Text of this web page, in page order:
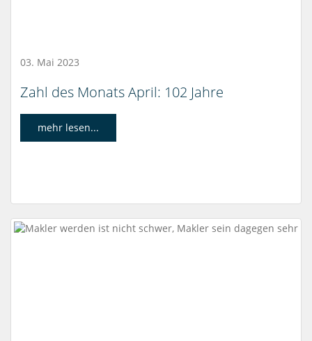
03. Mai 2023
Zahl des Monats April: 102 Jahre
mehr lesen...